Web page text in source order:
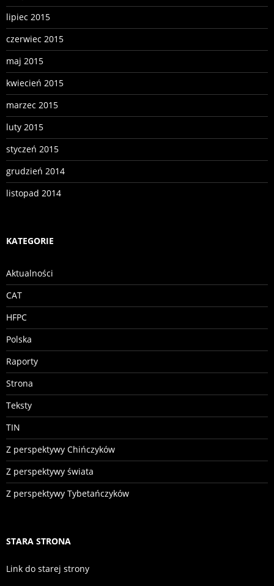
lipiec 2015
czerwiec 2015
maj 2015
kwiecień 2015
marzec 2015
luty 2015
styczeń 2015
grudzień 2014
listopad 2014
KATEGORIE
Aktualności
CAT
HFPC
Polska
Raporty
Strona
Teksty
TIN
Z perspektywy Chińczyków
Z perspektywy świata
Z perspektywy Tybetańczyków
STARA STRONA
Link do starej strony